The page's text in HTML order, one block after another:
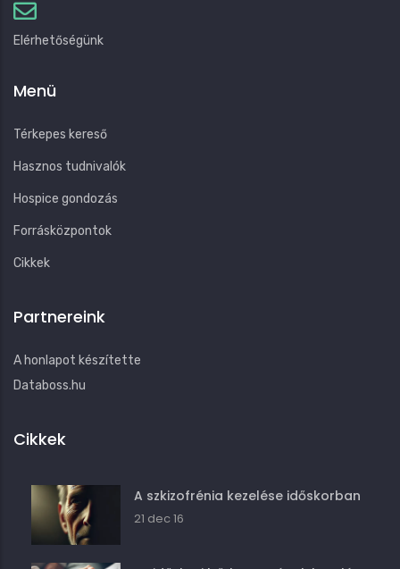
Elérhetőségünk
Menü
Térkepes kereső
Hasznos tudnivalók
Hospice gondozás
Forrásközpontok
Cikkek
Partnereink
A honlapot készítette
Databoss.hu
Cikkek
A szkizofrénia kezelése időskorban
21 dec 16